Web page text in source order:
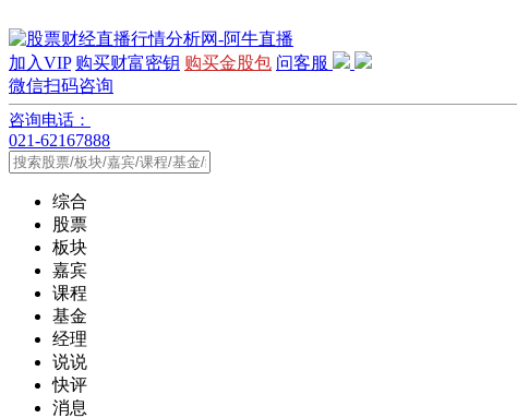
加入VIP 购买财富密钥 购买金股包 问客服
微信扫码咨询
咨询电话：
021-62167888
综合
股票
板块
嘉宾
课程
基金
经理
说说
快评
消息